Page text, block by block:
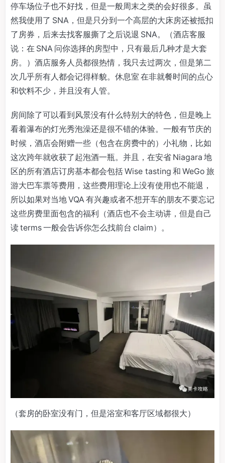
停车场位子也不好找，但是一般周末之类的会好很多。虽
然我使用了 SNA，但是只分到一个高层的大床房还被抵扣
了房券，后来去找客服撕了之后说退 SNA。（酒店客服
说：在 SNA 问你选择的房型中，只有最后几种才是大套
房。）酒店服务人员都很热情，我只去过两次，但是第二
次几乎所有人都会记得样貌。休息室 在非就餐时间的点心
和饮料不少，并且没有人管。
房间除了可以看到风景没有什么特别大的特色，但是晚上
看着瀑布的灯光秀泡澡还是很不错的体验。一般有节庆的
时候，酒店会附赠一些（包含在房费中的）小礼物，比如
这次跨年就收获了起泡酒一瓶。并且，在安省 Niagara 地
区的所有酒店订房基本都会包括 Wise tasting 和 WeGo 旅
游大巴车票等费用，这些费用理论上没有使用也不能退，
所以如果对当地 VQA 有兴趣或者不想开车的朋友不要忘记
这些房费里面包含的福利（酒店也不会主动讲，但是自己
读 terms 一般会告诉你怎么找前台 claim）。
（套房的卧室没有门，但是浴室和客厅区域都很大）